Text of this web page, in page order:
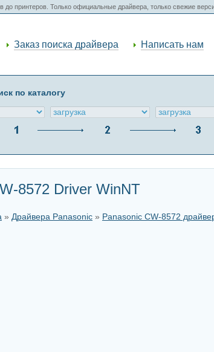
до принтеров. Только официальные драйвера, только свежие
Заказ поиска драйвера Написать нам
по каталогу
8572 Driver WinNT
» Драйвера Panasonic » Panasonic CW-8572